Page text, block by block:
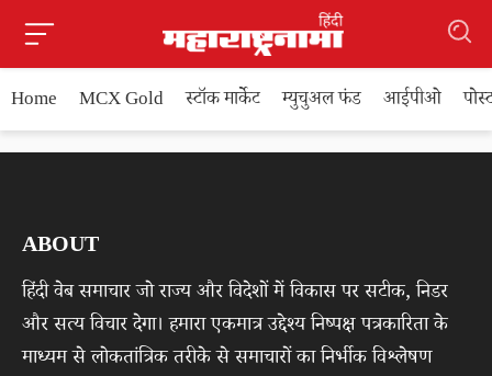
Home MCX Gold स्टॉक मार्केट म्युचुअल फंड आईपीओ
ABOUT
हिंदी वेब समाचार जो राज्य और विदेशों में विकास पर सटीक, निडर
और सत्य विचार देगा। हमारा एकमात्र उद्देश्य निष्पक्ष पत्रकारिता के
माध्यम से लोकतांत्रिक तरीके से समाचारों का निर्भीक विश्लेषण